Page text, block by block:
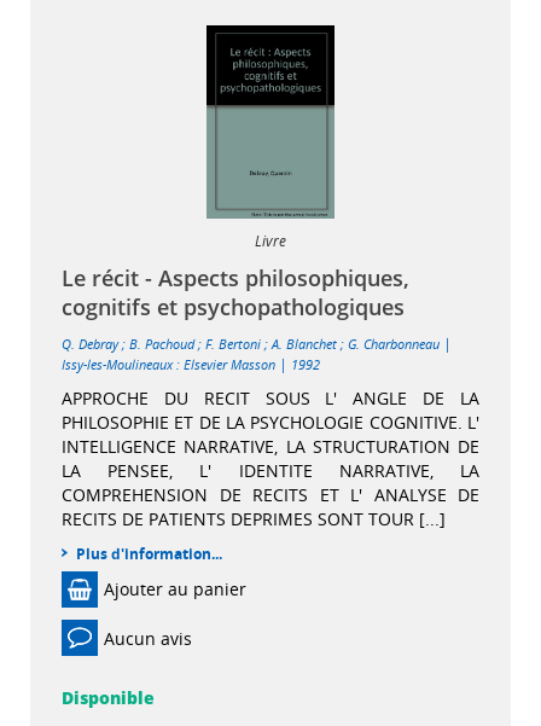
Livre
Le récit - Aspects philosophiques,
cognitifs et psychopathologiques
Q. Debray; B. Pachoud; F. Bertoni ;A. Blanchet ; G. Charbonneau |
Issy-les-Moulineaux : Elsevier Masson | 1992
APPROCHE DU RECIT SOUS L' ANGLE DE LA
PHILOSOPHIE ET DE LA PSYCHOLOGIE COGNITIVE. L'
INTELLIGENCE NARRATIVE, LA STRUCTURATION DE
LA PENSEE, L' IDENTITE NARRATIVE, LA
COMPREHENSION DE RECITS ET L' ANALYSE DE
RECITS DE PATIENTS DEPRIMES SONT TOUR [...]
Plus d'information...
Ajouter au panier
Aucun avis
Disponible